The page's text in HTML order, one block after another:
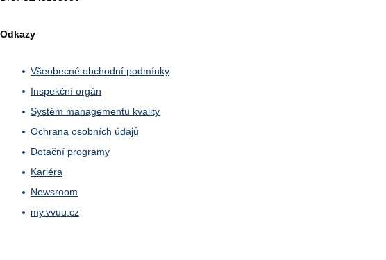
Odkazy
Všeobecné obchodní podmínky
Inspekční orgán
Systém managementu kvality
Ochrana osobních údajů
Dotační programy
Kariéra
Newsroom
my.vvuu.cz